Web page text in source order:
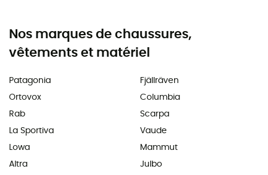
Nos marques de chaussures,
vêtements et matériel
Patagonia
Ortovox
Rab
La Sportiva
Lowa
Altra
Fjällräven
Columbia
Scarpa
Vaude
Mammut
Julbo